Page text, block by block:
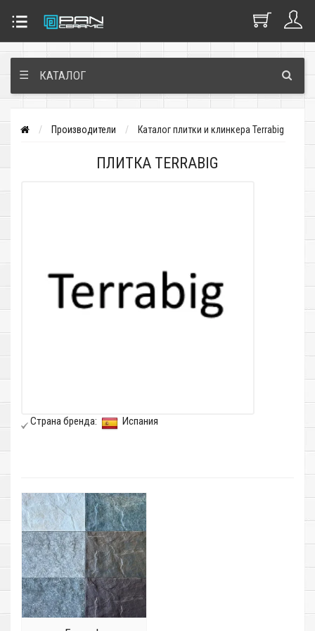
☰ КАТАЛОГ
Производители Каталог плитки и клинкера Terrabig
ПЛИТКА TERRABIG
Страна бренда: Испания